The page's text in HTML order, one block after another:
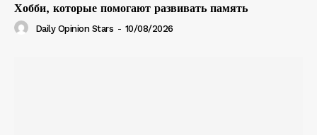
Хобби, которые помогают развивать память
Daily Opinion Stars - 10/08/2026